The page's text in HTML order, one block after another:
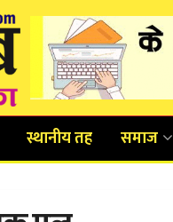
स्थानीय तह समाज